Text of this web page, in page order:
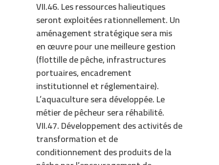
VII.46. Les ressources halieutiques
seront exploitées rationnellement. Un
aménagement stratégique sera mis
en œuvre pour une meilleure gestion
(flottille de pêche, infrastructures
portuaires, encadrement
institutionnel et réglementaire).
L’aquaculture sera développée. Le
métier de pêcheur sera réhabilité.
VII.47. Développement des activités de
transformation et de
conditionnement des produits de la